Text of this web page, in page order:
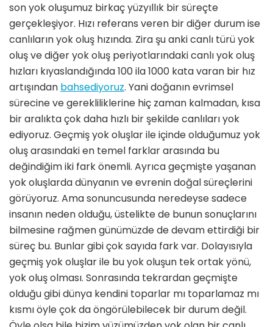
son yok oluşumuz birkaç yüzyıllık bir süreçte
gerçekleşiyor. Hızı referans veren bir diğer durum ise
canlıların yok oluş hızında. Zira şu anki canlı türü yok
oluş ve diğer yok oluş periyotlarındaki canlı yok oluş
hızları kıyaslandığında 100 ila 1000 kata varan bir hız
artışından bahsediyoruz. Yani doğanın evrimsel
sürecine ve gerekliliklerine hiç zaman kalmadan, kısa
bir aralıkta çok daha hızlı bir şekilde canlıları yok
ediyoruz. Geçmiş yok oluşlar ile içinde olduğumuz yok
oluş arasındaki en temel farklar arasında bu
değindiğim iki fark önemli. Ayrıca geçmişte yaşanan
yok oluşlarda dünyanın ve evrenin doğal süreçlerini
görüyoruz. Ama sonuncusunda neredeyse sadece
insanın neden olduğu, üstelikte de bunun sonuçlarını
bilmesine rağmen günümüzde de devam ettirdiği bir
süreç bu. Bunlar gibi çok sayıda fark var. Dolayısıyla
geçmiş yok oluşlar ile bu yok oluşun tek ortak yönü,
yok oluş olması. Sonrasında tekrardan geçmişte
olduğu gibi dünya kendini toparlar mı toparlamaz mı
kısmı öyle çok da öngörülebilecek bir durum değil.